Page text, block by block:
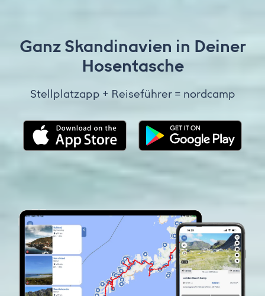
Ganz Skandinavien in Deiner
Hosentasche
Stellplatzapp + Reiseführer = nordcamp